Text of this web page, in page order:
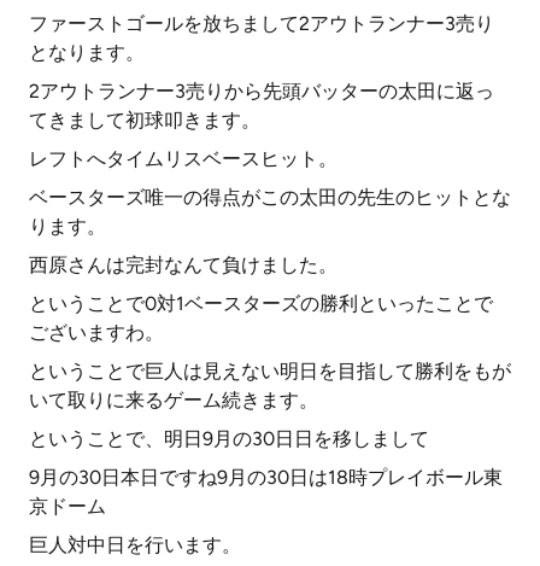
ファーストゴールを放ちまして2アウトランナー3売り
となります。
2アウトランナー3売りから先頭バッターの太田に返っ
てきまして初球叩きます。
レフトへタイムリスベースヒット。
ベースターズ唯一の得点がこの太田の先生のヒットとな
ります。
西原さんは完封なんて負けました。
ということで0対1ベースターズの勝利といったことで
ございますわ。
ということで巨人は見えない明日を目指して勝利をもが
いて取りに来るゲーム続きます。
ということで、明日9月の30日日を移しまして
9月の30日本日ですね9月の30日は18時プレイボール東
京ドーム
巨人対中日を行います。